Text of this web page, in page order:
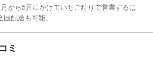
から5月にかけていちご狩りで営業するほ
配送も可能。
ミ